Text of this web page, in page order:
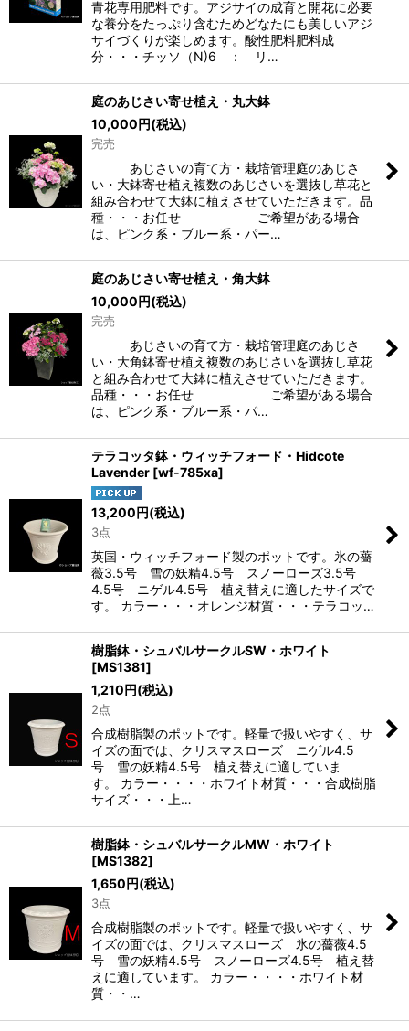
青花専用肥料です。アジサイの成育と開花に必要
な養分をたっぷり含むためどなたにも美しいアジ
サイづくりが楽しめます。酸性肥料肥料成
分・・・チッソ（N)6 ： リ…
庭のあじさい寄せ植え・丸大鉢
10,000円(税込)
完売
あじさいの育て方・栽培管理庭のあじさ
い・大鉢寄せ植え複数のあじさいを選抜し草花と
組み合わせて大鉢に植えさせていただきます。品
種・・・お任せ ご希望がある場合
は、ピンク系・ブルー系・パー…
庭のあじさい寄せ植え・角大鉢
10,000円(税込)
完売
あじさいの育て方・栽培管理庭のあじさ
い・大角鉢寄せ植え複数のあじさいを選抜し草花
と組み合わせて大鉢に植えさせていただきます。
品種・・・お任せ ご希望がある場合
は、ピンク系・ブルー系・パ…
テラコッタ鉢・ウィッチフォード・Hidcote
Lavender [wf-785xa]
13,200円(税込)
3点
英国・ウィッチフォード製のポットです。氷の薔
薇3.5号 雪の妖精4.5号 スノーローズ3.5号
4.5号 ニゲル4.5号 植え替えに適したサイズで
す。 カラー・・・オレンジ材質・・・テラコッ…
樹脂鉢・シュバルサークルSW・ホワイト
[MS1381]
1,210円(税込)
2点
合成樹脂製のポットです。軽量で扱いやすく、サ
イズの面では、クリスマスローズ ニゲル4.5
号 雪の妖精4.5号 植え替えに適していま
す。 カラー・・・・ホワイト材質・・・合成樹脂
サイズ・・・上…
樹脂鉢・シュバルサークルMW・ホワイト
[MS1382]
1,650円(税込)
3点
合成樹脂製のポットです。軽量で扱いやすく、サ
イズの面では、クリスマスローズ 氷の薔薇4.5
号 雪の妖精4.5号 スノーローズ4.5号 植え替
えに適しています。 カラー・・・・ホワイト材
質・・…